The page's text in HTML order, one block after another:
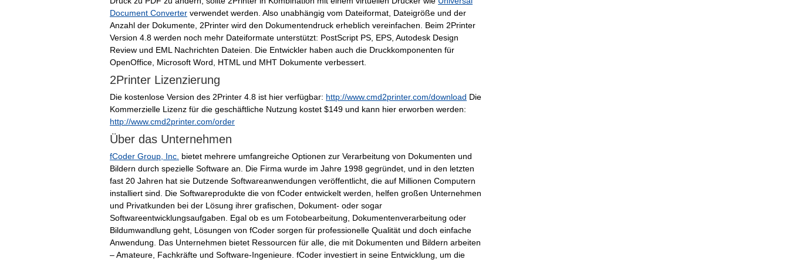
Document Converter verwendet werden. Also unabhängig vom Dateiformat, Dateigröße und der
Anzahl der Dokumente, 2Printer wird den Dokumentendruck erheblich vereinfachen. Beim 2Printer
Version 4.8 werden noch mehr Dateiformate unterstützt: PostScript PS, EPS, Autodesk Design
Review und EML Nachrichten Dateien. Die Entwickler haben auch die Druckkomponenten für
OpenOffice, Microsoft Word, HTML und MHT Dokumente verbessert.
2Printer Lizenzierung
Die kostenlose Version des 2Printer 4.8 ist hier verfügbar: http://www.cmd2printer.com/download Die
Kommerzielle Lizenz für die geschäftliche Nutzung kostet $149 und kann hier erworben werden:
http://www.cmd2printer.com/order
Über das Unternehmen
fCoder Group, Inc. bietet mehrere umfangreiche Optionen zur Verarbeitung von Dokumenten und
Bildern durch spezielle Software an. Die Firma wurde im Jahre 1998 gegründet, und in den letzten
fast 20 Jahren hat sie Dutzende Softwareanwendungen veröffentlicht, die auf Millionen Computern
installiert sind. Die Softwareprodukte die von fCoder entwickelt werden, helfen großen Unternehmen
und Privatkunden bei der Lösung ihrer grafischen, Dokument- oder sogar
Softwareentwicklungsaufgaben. Egal ob es um Fotobearbeitung, Dokumentenverarbeitung oder
Bildumwandlung geht, Lösungen von fCoder sorgen für professionelle Qualität und doch einfache
Anwendung. Das Unternehmen bietet Ressourcen für alle, die mit Dokumenten und Bildern arbeiten
– Amateure, Fachkräfte und Software-Ingenieure. fCoder investiert in seine Entwicklung, um die